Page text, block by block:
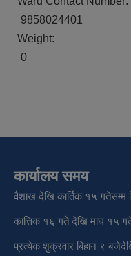
9858024401
Weight:
0
कार्यालय समय
वैशाख देखि कार्तिक १५
कात्तिक १६ गते देखि माघ १५
प्रत्येक शुक्रवार बिहान ९